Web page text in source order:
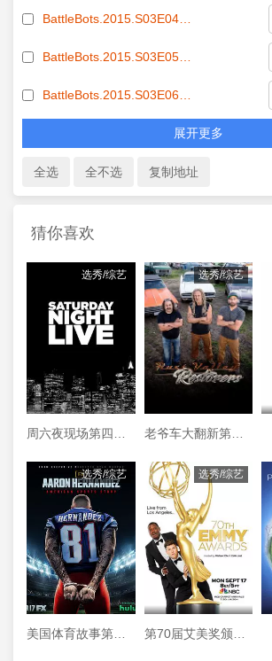
展开更多
猜你喜欢
选秀/综艺
周六夜现场第四十四季
选秀/综艺
老爷车大翻新第三季
选秀/综艺 选秀/综艺
第70届艾美奖颁奖典礼